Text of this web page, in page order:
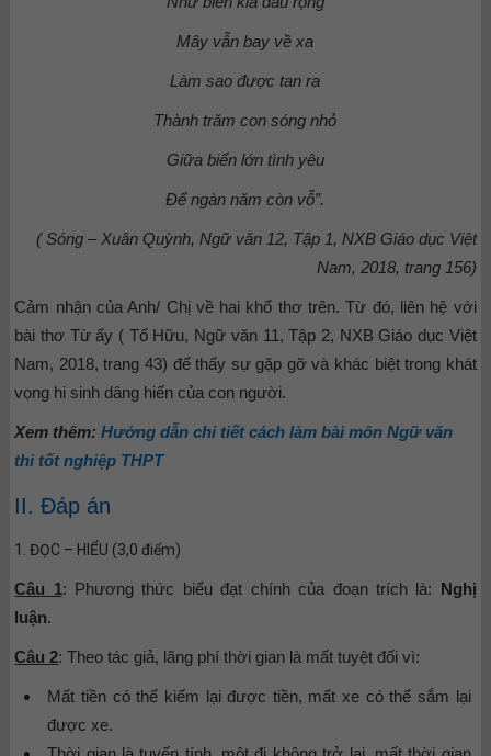
Mây vẫn bay về xa
Làm sao được tan ra
Thành trăm con sóng nhỏ
Giữa biển lớn tình yêu
Để ngàn năm còn vỗ”.
( Sóng – Xuân Quỳnh, Ngữ văn 12, Tập 1, NXB Giáo dục Việt
Nam, 2018, trang 156)
Cảm nhận của Anh/ Chị về hai khổ thơ trên. Từ đó, liên hệ với
bài thơ Từ ấy ( Tố Hữu, Ngữ văn 11, Tập 2, NXB Giáo dục Việt
Nam, 2018, trang 43) để thấy sự gặp gỡ và khác biệt trong khát
vọng hi sinh dâng hiến của con người.
Xem thêm:Hướng dẫn chi tiết cách làm bài môn Ngữ văn
thi tốt nghiệp THPT
II. Đáp án
1. ĐỌC – HIỂU (3,0 điểm)
Câu 1: Phương thức biểu đạt chính của đoạn trích là: Nghị
luận.
Câu 2: Theo tác giả, lãng phí thời gian là mất tuyệt đối vì:
Mất tiền có thể kiếm lại được tiền, mất xe có thể sắm lại
được xe.